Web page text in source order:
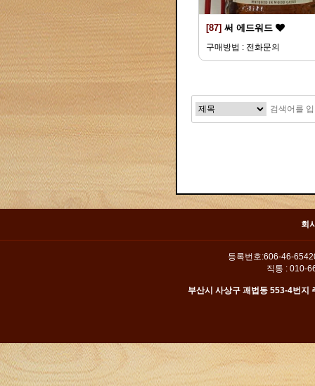
[87] 써 에드워드
구매방법 : 전화문의
회
등록번호:606-46-
직통 : 010-
부산시 사상구 괘법동 553-4번지